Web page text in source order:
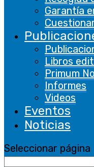
Garantía
Libros
Primum
Informes
Videos
Eventos
Noticias
Seleccionar página
Las cookies
esenciales para
correctamente.
funcionalidades
seguridad del sitio
Cookie
cookielawinfo-